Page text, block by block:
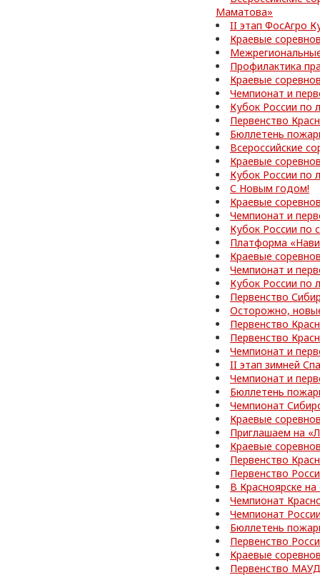
Маматова»
II этап ФосАгро
Краевые
Профилактика
Краевые
Чемпионат и
Кубок России по
Первенство
Бюллетень
Всероссийские
Краевые
Кубок России по
С Новым годом!
Краевые
Чемпионат и
Кубок России по
Платформа
Краевые
Чемпионат и
Кубок России по
Первенство
Осторожно,
Первенство
Первенство
Чемпионат и
II этап зимней
Чемпионат и
Бюллетень
Чемпионат
Краевые
Приглашаем на
Краевые
Первенство
Первенство
В Красноярске
Чемпионат
Чемпионат
Бюллетень
Первенство
Краевые
Первенство